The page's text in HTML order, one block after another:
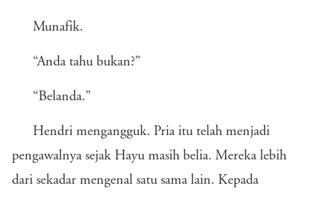
Munafik.
“Anda tahu bukan?”
“Belanda.”
Hendri mengangguk. Pria itu telah menjadi
pengawalnya sejak Hayu masih belia. Mereka lebih
dari sekadar mengenal satu sama lain. Kepada